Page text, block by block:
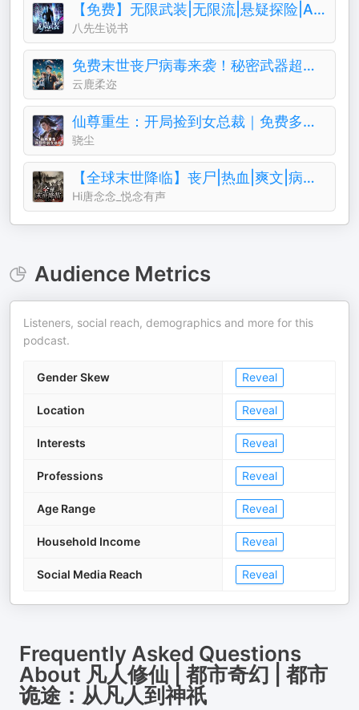
【免费】无限武装|无限流|悬疑探险|AI多播
八先生说书
免费末世丧尸病毒来袭！秘密武器超科技房车网店连三界
云鹿柔迩
仙尊重生：开局捡到女总裁｜免费多播｜仙尊重生在都市
骁尘
【全球末世降临】丧尸|热血|爽文|病毒|进化|免费
Hi唐念念_悦念有声
Audience Metrics
Listeners, social reach, demographics and more for this
podcast.
Gender Skew Reveal
Location Reveal
Interests Reveal
Professions Reveal
Age Range Reveal
Household Income Reveal
Social Media Reach Reveal
Frequently Asked Questions
About 凡人修仙 | 都市奇幻 | 都市
诡途：从凡人到神祇